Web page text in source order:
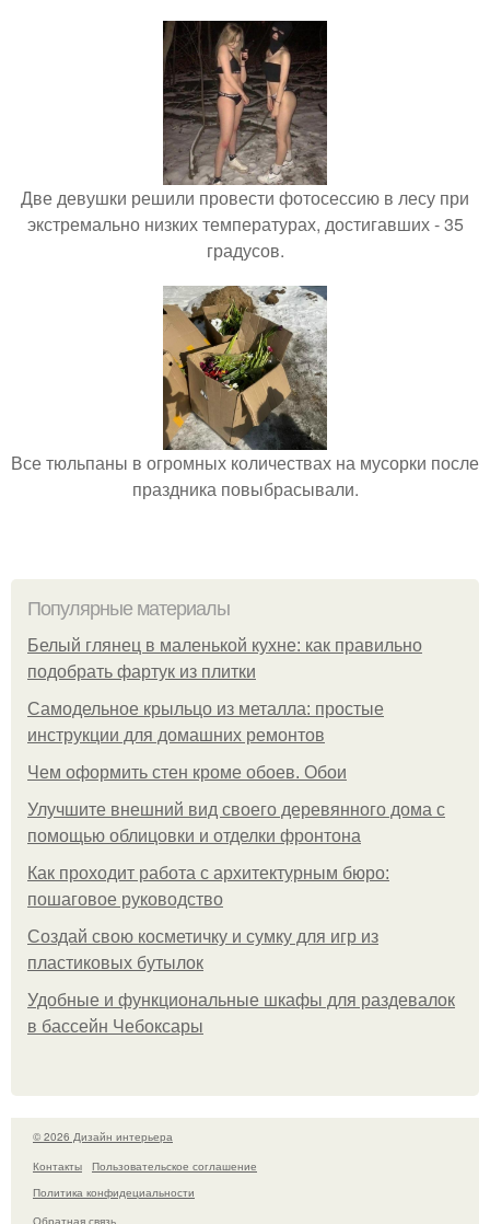
Две девушки решили провести фотосессию в лесу при
экстремально низких температурах, достигавших - 35
градусов.
Все тюльпаны в огромных количествах на мусорки после
праздника повыбрасывали.
Популярные материалы
Белый глянец в маленькой кухне: как правильно
подобрать фартук из плитки
Самодельное крыльцо из металла: простые
инструкции для домашних ремонтов
Чем оформить стен кроме обоев. Обои
Улучшите внешний вид своего деревянного дома с
помощью облицовки и отделки фронтона
Как проходит работа с архитектурным бюро:
пошаговое руководство
Создай свою косметичку и сумку для игр из
пластиковых бутылок
Удобные и функциональные шкафы для раздевалок
в бассейн Чебоксары
© 2026 Дизайн интерьера
Контакты
Пользовательское соглашение
Политика конфидециальности